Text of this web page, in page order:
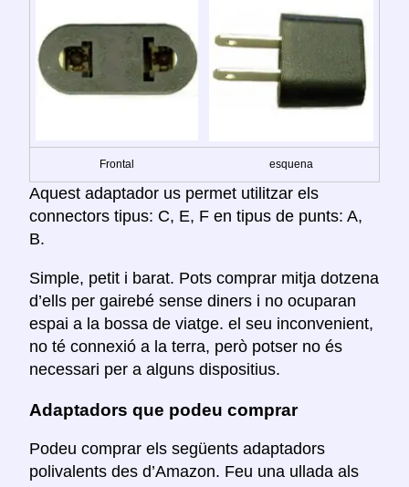
Frontal esquena
Aquest adaptador us permet utilitzar els
connectors tipus: C, E, F en tipus de punts: A,
B.
Simple, petit i barat. Pots comprar mitja dotzena
d’ells per gairebé sense diners i no ocuparan
espai a la bossa de viatge. el seu inconvenient,
no té connexió a la terra, però potser no és
necessari per a alguns dispositius.
Adaptadors que podeu comprar
Podeu comprar els següents adaptadors
polivalents des d’Amazon. Feu una ullada als